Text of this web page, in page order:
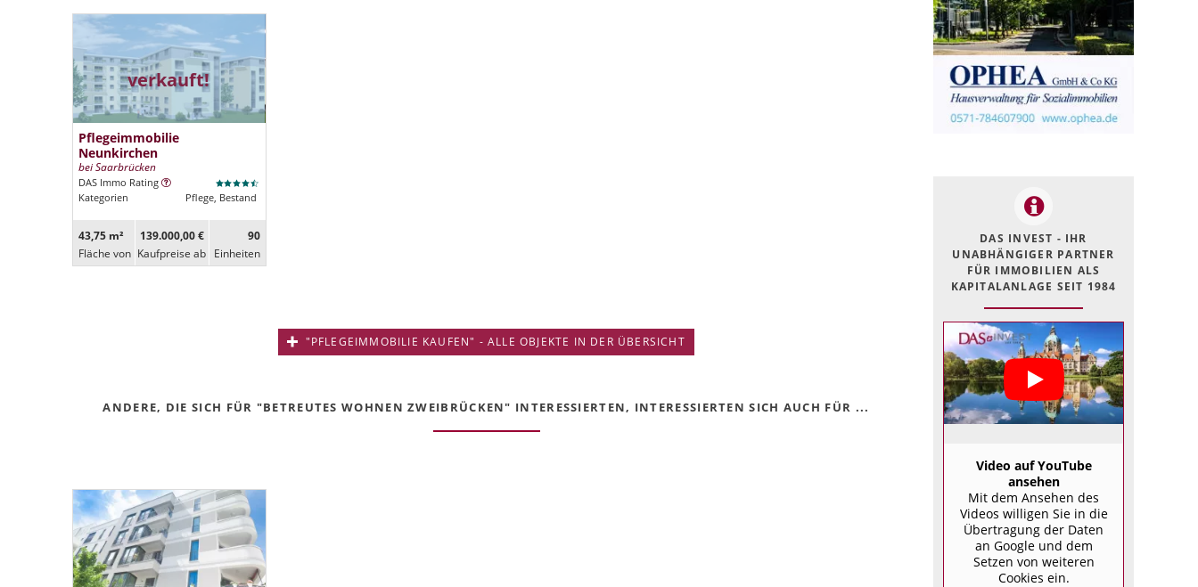
verkauft!
Pflegeimmobilie
Neunkirchen
bei Saarbrücken
DAS Immo Rating
Kategorien
Pflege, Bestand
43,75 m²
Fläche von
139.000,00 €
Kaufpreise ab
90
Ein­heiten
"PFLEGEIMMOBILIE KAUFEN" - ALLE OBJEKTE IN DER ÜBERSICHT
ANDERE, DIE SICH FÜR "BETREUTES WOHNEN ZWEIBRÜCKEN" INTERESSIERTEN, INTERESSIERTEN SICH AUCH FÜR ...
DAS INVEST - IHR
UNABHÄNGIGER PARTNER
FÜR IMMOBILIEN ALS
KAPITALANLAGE SEIT 1984
Video auf YouTube
ansehen
Mit dem Ansehen des
Videos willigen Sie in die
Übertragung der Daten
an Google und dem
Setzen von weiteren
Cookies ein.